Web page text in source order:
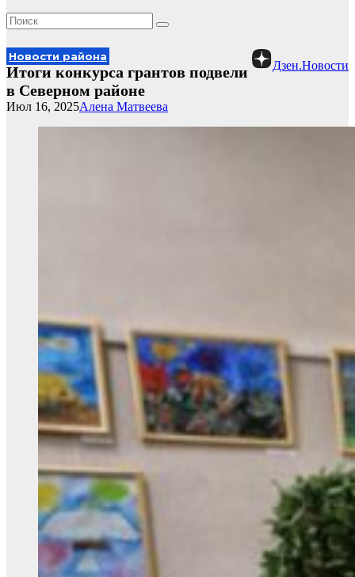
Дзен.Новости
Новости района
Итоги конкурса грантов подвели
в Северном районе
Алена Матвеева
Июл 16, 2025